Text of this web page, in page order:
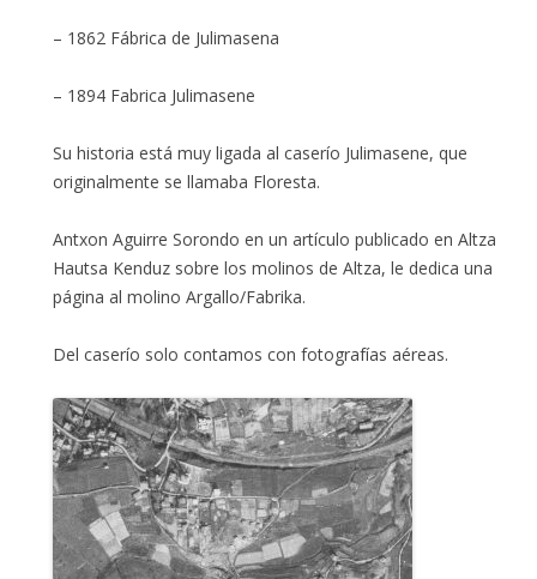
– 1862 Fábrica de Julimasena
– 1894 Fabrica Julimasene
Su historia está muy ligada al caserío Julimasene, que
originalmente se llamaba Floresta.
Antxon Aguirre Sorondo en un artículo publicado en Altza
Hautsa Kenduz sobre los molinos de Altza, le dedica una
página al molino Argallo/Fabrika.
Del caserío solo contamos con fotografías aéreas.